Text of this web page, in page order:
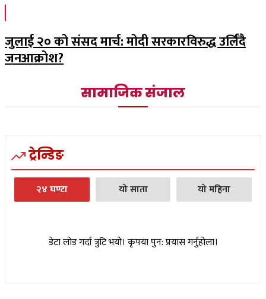
जुलाई २० को संसद मार्च: मोदी सरकारविरुद्ध उर्लिंदै
जनआक्रोश?
सामाजिक संजाल
ट्रेन्डिङ
२४ घण्टा यो साता यो महिना
डेटा लोड गर्दा त्रुटि भयो। कृपया पुन: प्रयास गर्नुहोला।